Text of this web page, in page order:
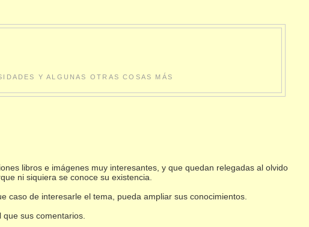
Y ALGUNAS OTRAS COSAS MÁS
libros e imágenes muy interesantes, y que quedan relegadas al olvido
ni siquiera se conoce su existencia.
de interesarle el tema, pueda ampliar sus conocimientos.
sus comentarios.